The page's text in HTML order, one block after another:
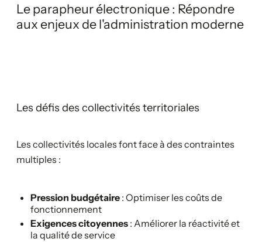
Le parapheur électronique : Répondre
aux enjeux de l'administration moderne
Les défis des collectivités territoriales
Les collectivités locales font face à des contraintes
multiples :
Pression budgétaire : Optimiser les coûts de
fonctionnement
Exigences citoyennes : Améliorer la réactivité et
la qualité de service